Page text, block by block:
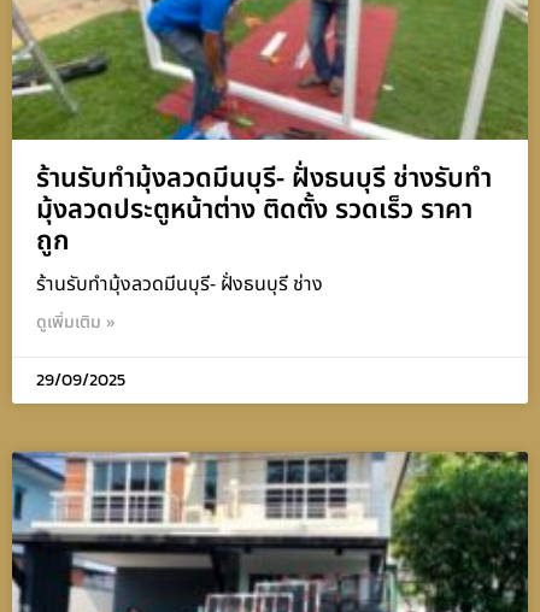
ร้านรับทำมุ้งลวดมีนบุรี- ฝั่งธนบุรี ช่างรับทำ
มุ้งลวดประตูหน้าต่าง ติดตั้ง รวดเร็ว ราคา
ถูก
ร้านรับทำมุ้งลวดมีนบุรี- ฝั่งธนบุรี ช่าง
ดูเพิ่มเติม »
29/09/2025